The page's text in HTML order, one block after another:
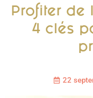
Profiter de
4 clés
22